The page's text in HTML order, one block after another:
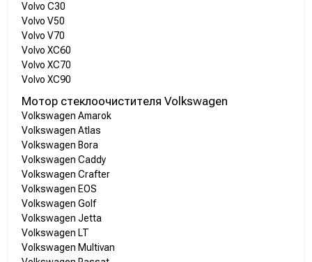
Volvo C30
Volvo V50
Volvo V70
Volvo XC60
Volvo XC70
Volvo XC90
Мотор стеклоочистителя Volkswagen
Volkswagen Amarok
Volkswagen Atlas
Volkswagen Bora
Volkswagen Caddy
Volkswagen Crafter
Volkswagen EOS
Volkswagen Golf
Volkswagen Jetta
Volkswagen LT
Volkswagen Multivan